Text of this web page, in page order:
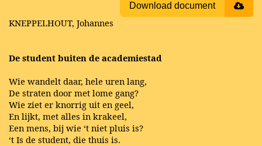
Download document
KNEPPELHOUT, Johannes
De student buiten de academiestad
Wie wandelt daar, hele uren lang,
De straten door met lome gang?
Wie ziet er knorrig uit en geel,
En lijkt, met alles in krakeel,
Een mens, bij wie ‘t niet pluis is?
‘t Is de student, die thuis is.